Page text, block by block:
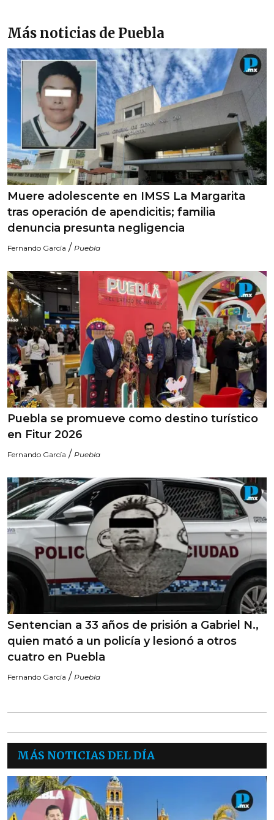
Más noticias de Puebla
Muere adolescente en IMSS La Margarita
tras operación de apendicitis; familia
denuncia presunta negligencia
Fernando García / Puebla
Puebla se promueve como destino turístico
en Fitur 2026
Fernando García / Puebla
Sentencian a 33 años de prisión a Gabriel N.,
quien mató a un policía y lesionó a otros
cuatro en Puebla
Fernando García / Puebla
MÁS NOTICIAS DEL DÍA